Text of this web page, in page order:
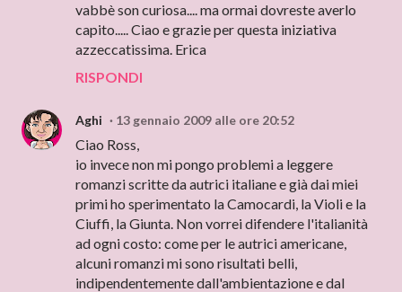
vabbè son curiosa.... ma ormai dovreste averlo
capito..... Ciao e grazie per questa iniziativa
azzeccatissima. Erica
RISPONDI
Aghi 13 gennaio 2009 alle ore 20:52
Ciao Ross,
io invece non mi pongo problemi a leggere
romanzi scritte da autrici italiane e già dai miei
primi ho sperimentato la Camocardi, la Violi e la
Ciuffi, la Giunta. Non vorrei difendere l'italianità
ad ogni costo: come per le autrici americane,
alcuni romanzi mi sono risultati belli,
indipendentemente dall'ambientazione e dal